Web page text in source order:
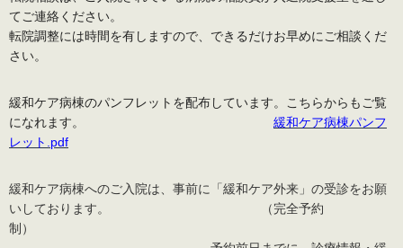
てご連絡ください。
転院調整には時間を有しますので、できるだけお早めにご相談くだ
さい。
緩和ケア病棟のパンフレットを配布しています。こちらからもご覧
になれます。 緩和ケア病棟パンフ
レット.pdf
緩和ケア病棟へのご入院は、事前に「緩和ケア外来」の受診をお願
いしております。
（完全予約
制）